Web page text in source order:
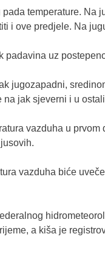
pada temperature. Na
i ove predjele. Na
padavina uz
jugozapadni,
na jak sjeverni i u
vazduha u
vazduha biće
a kiša je